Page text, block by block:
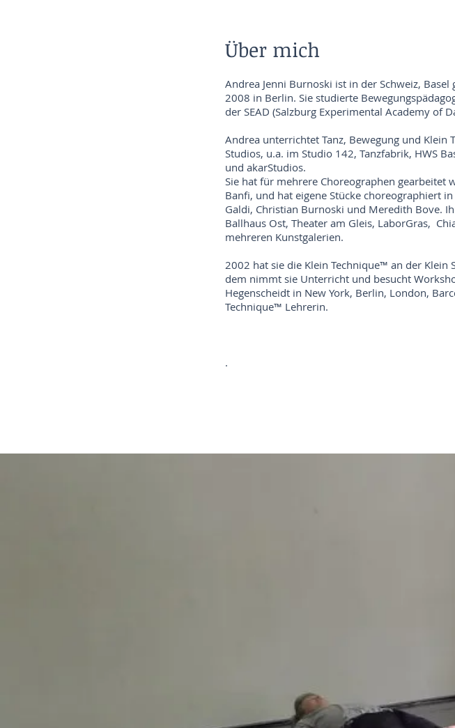
Über mich
Andrea Jenni Burnoski ist in der Schweiz,
2008 in Berlin. Sie studierte
der SEAD (Salzburg Experimental Academy of
Andrea unterrichtet Tanz, Bewegung und
Studios, u.a. im Studio 142, Tanzfabrik, HWS
und akarStudios.
Sie hat für mehrere Choreographen gearbeitet
Banfi, und hat eigene Stücke choreographiert
Galdi, Christian Burnoski und Meredith Bove.
Ballhaus Ost, Theater am Gleis, LaborGras,
mehreren Kunstgalerien.
2002 hat sie die Klein Technique™ an der Klein
dem nimmt sie Unterricht und besucht
Hegenscheidt in New York, Berlin, London,
Technique™ Lehrerin.
.